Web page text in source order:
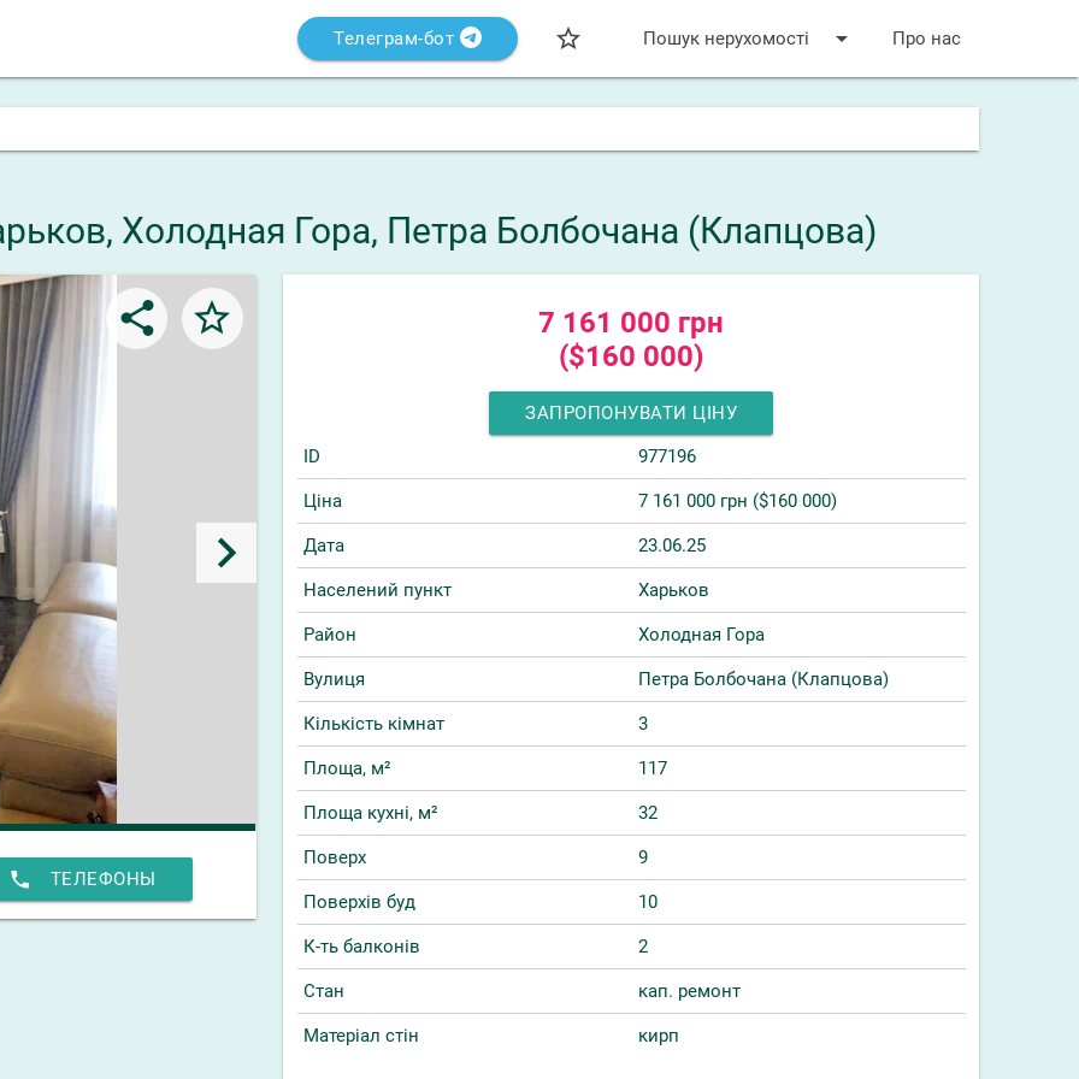
Телеграм-бот star_bordered arrow_drop_down
Пошук нерухомості Про нас
Холодная Гора, Петра Болбочана (Клапцова)
share star_border
keyboard_arrow_right
phone ТЕЛЕФОНЫ
7 161 000 грн
($160 000)
ЗАПРОПОНУВАТИ ЦІНУ
ID
977196
Ціна 7 161 000 грн ($160 000)
Дата 23.06.25
Населений пункт Харьков
Район Холодная Гора
Вулиця Петра Болбочана (Клапцова)
Кількість кімнат 3
Площа, м² 117
Площа кухні, м² 32
Поверх 9
Поверхів буд 10
К-ть балконів 2
Стан кап. ремонт
Матеріал стін кирп